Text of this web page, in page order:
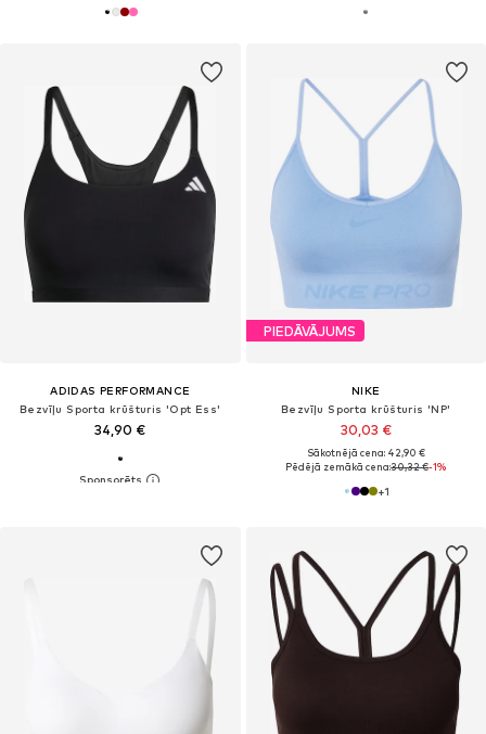
ADIDAS PERFORMANCE
Bezvīļu Sporta krūšturis 'Opt Ess'
34,90 €
PIEDĀVĀJUMS
NIKE
Bezvīļu Sporta krūšturis 'NP'
30,03 €
Sākotnējā cena: 42,90 €
Pēdējā zemākā cena:30,32 €-1%
+1